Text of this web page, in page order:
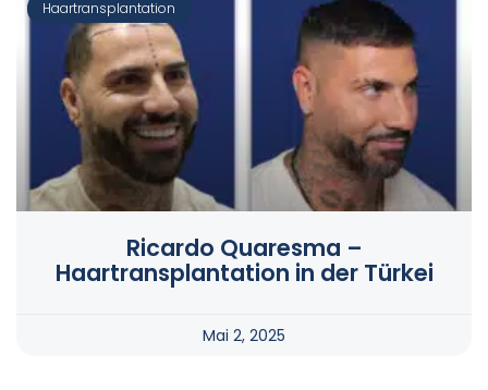
Haartransplantation
Ricardo Quaresma –
Haartransplantation in der Türkei
Mai 2, 2025